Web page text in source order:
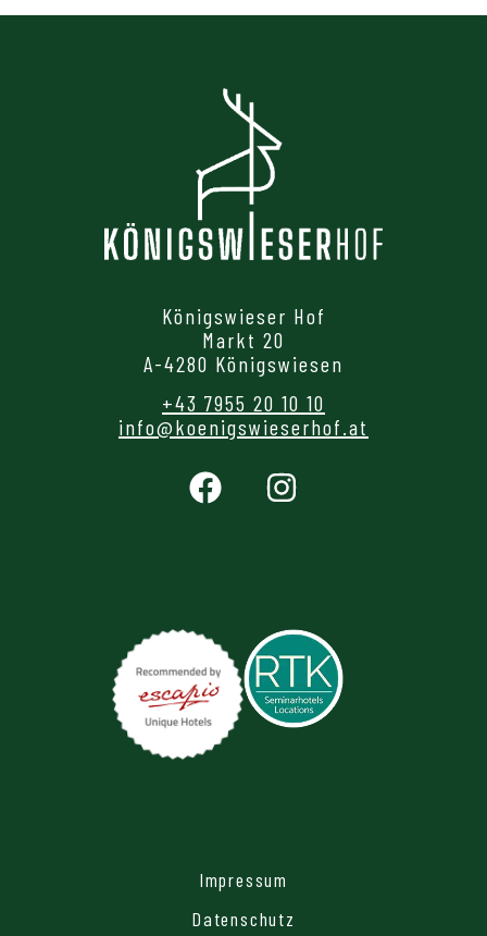
Königswieser Hof
Markt 20
A-4280 Königswiesen
+43 7955 20 10 10
info@koenigswieserhof.at
Impressum
Datenschutz